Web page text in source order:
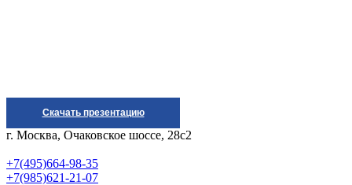
Cкачать презентацию
г. Москва, Очаковское шоссе, 28с2
+7(495)664-98-35
+7(985)621-21-07